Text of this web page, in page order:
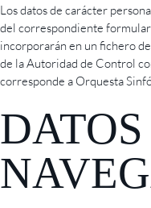
Los datos de carácter
del correspondiente
incorporarán en un fichero
de la Autoridad de Control
corresponde a Orquesta